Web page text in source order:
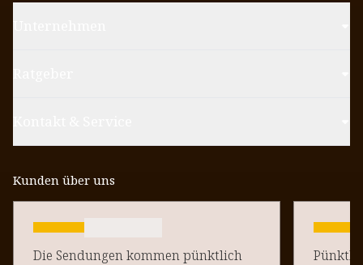
Kunden über uns
Die Sendungen kommen pünktlich
Pünktlich